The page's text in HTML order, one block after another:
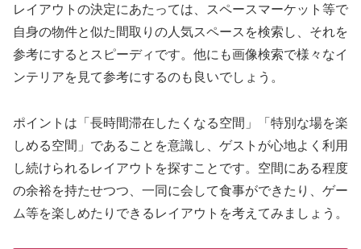
レイアウトの決定にあたっては、スペースマーケット等で
自身の物件と似た間取りの人気スペースを検索し、それを
参考にするとスピーディです。他にも画像検索で様々なイ
ンテリアを見て参考にするのも良いでしょう。
ポイントは「長時間滞在したくなる空間」「特別な場を楽
しめる空間」であることを意識し、ゲストが心地よく利用
し続けられるレイアウトを探すことです。空間にある程度
の余裕を持たせつつ、一同に会して食事ができたり、ゲー
ム等を楽しめたりできるレイアウトを考えてみましょう。